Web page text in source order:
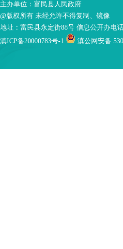
主办单位：富民县人民政府
@版权所有 未经允许不得复制、镜像
地址：富民县永定街88号 信息公开办电
滇ICP备20000783号-1
滇公网安备